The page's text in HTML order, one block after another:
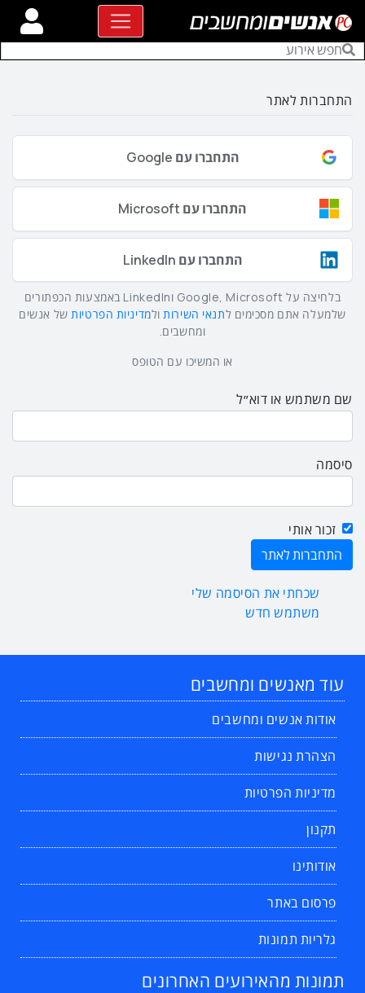
התחברות לאתר
התחברו עם Google
התחברו עם Microsoft
התחברו עם LinkedIn
בלחיצה על Google, Microsoft וLinkedIn באמצעות הכפתורים
שלמעלה אתם מסכימים לתנאי השירותולמדיניות הפרטיותשל אנשים
ומחשבים.
או המשיכו עם הטופס
שם משתמש או דוא״ל
סיסמה
זכור אותי
שכחתי את הסיסמה שלי
משתמש חדש
עוד מאנשים ומחשבים
אודות אנשים ומחשבים
הצהרת נגישות
מדיניות הפרטיות
תקנון
אודותינו
פרסום באתר
גלריות תמונות
תמונות מהאירועים האחרונים